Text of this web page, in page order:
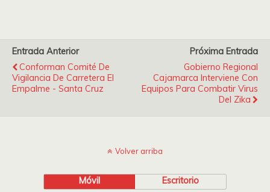
Entrada Anterior
Conforman Comité De
Vigilancia De Carretera El
Empalme - Santa Cruz
Próxima Entrada
Gobierno Regional
Cajamarca Interviene Con
Equipos Para Combatir Virus
Del Zika
Volver arriba
Móvil Escritorio